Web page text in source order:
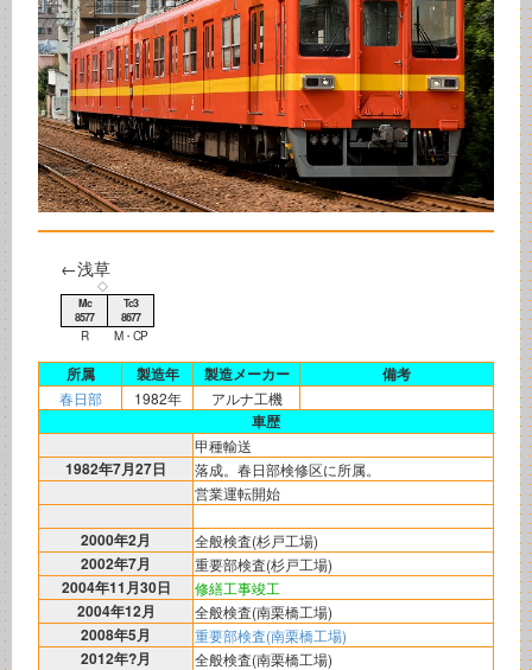
←浅草
◇
Mc
8577
Tc3
8677
R M・CP
所属 製造年 製造メーカー 備考
春日部 1982年 アルナ工機
車歴
甲種輸送
1982年7月27日
落成。春日部検修区に所属。
営業運転開始
2000年2月 全般検査(杉戸工場)
2002年7月 重要部検査(杉戸工場)
2004年11月30日 修繕工事竣工
2004年12月 全般検査(南栗橋工場)
2008年5月 重要部検査(南栗橋工場)
2012年?月 全般検査(南栗橋工場)